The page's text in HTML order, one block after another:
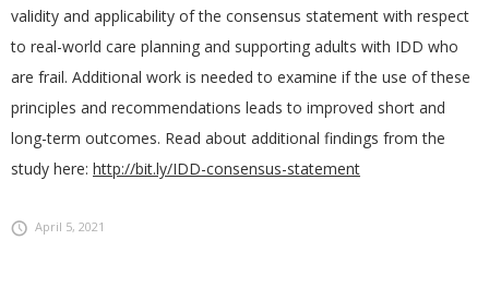
validity and applicability of the consensus statement with respect
to real-world care planning and supporting adults with IDD who
are frail. Additional work is needed to examine if the use of these
principles and recommendations leads to improved short and
long-term outcomes. Read about additional findings from the
study here: http://bit.ly/IDD-consensus-statement
April 5, 2021